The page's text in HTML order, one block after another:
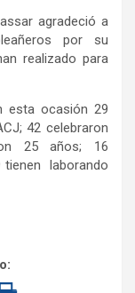
agradeció a
por su
realizado para
esta ocasión 29
42 celebraron
25 años; 16
tienen laborando